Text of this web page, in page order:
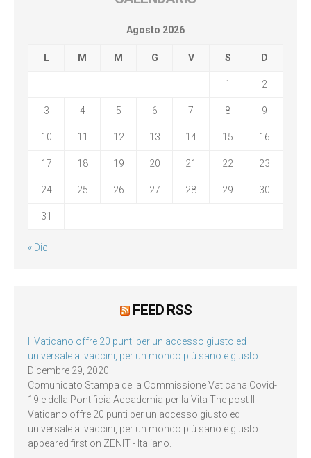
Agosto 2026
L M M G V S D
1 2
3 4 5 6 7 8 9
10 11 12 13 14 15 16
17 18 19 20 21 22 23
24 25 26 27 28 29 30
31
« Dic
FEED RSS
Il Vaticano offre 20 punti per un accesso giusto ed
universale ai vaccini, per un mondo più sano e giusto
Dicembre 29, 2020
Comunicato Stampa della Commissione Vaticana Covid-
19 e della Pontificia Accademia per la Vita The post Il
Vaticano offre 20 punti per un accesso giusto ed
universale ai vaccini, per un mondo più sano e giusto
appeared first on ZENIT - Italiano.